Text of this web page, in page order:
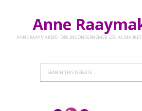
Anne
ANNE RAAYMAKERS - ONLINE ONDERNEMER, SOCIAL